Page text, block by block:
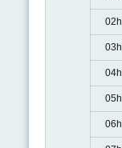
02h
03h
04h
05h
06h